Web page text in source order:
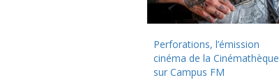
Perforations, l’émission
cinéma de la Cinémathèque
sur Campus FM